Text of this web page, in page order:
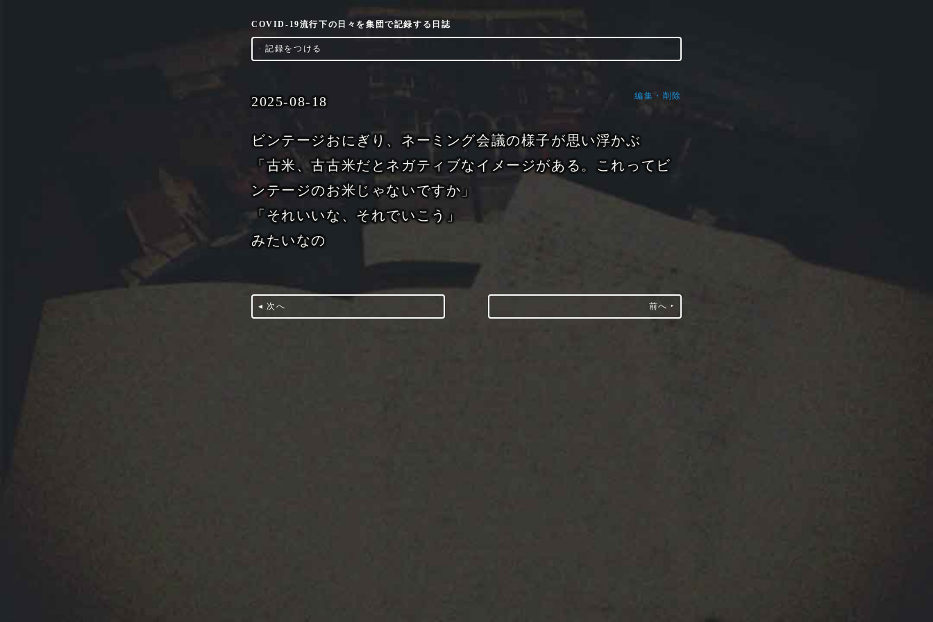
COVID-19流行下の日々を集団で記録する日誌
‣ 記録をつける
2025-08-18 編集・削除
ビンテージおにぎり、ネーミング会議の様子が思い浮かぶ
「古米、古古米だとネガティブなイメージがある。これってビ
ンテージのお米じゃないですか」
「それいいな、それでいこう」
みたいなの
◂ 次へ 前へ ‣